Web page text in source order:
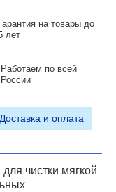
Гарантия на товары до
лет
Работаем по всей
России
Доставка и оплата
чистки мягкой